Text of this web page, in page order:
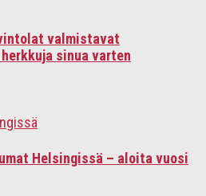
valmistavat
sinua varten
Helsingissä – aloita vuosi